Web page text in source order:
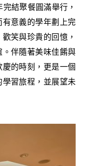
結聚餐圓滿舉行，
意義的學年劃上完
笑與珍貴的回憶，
伴隨著美味佳餚與
的時刻，更是一個
習旅程，並展望未